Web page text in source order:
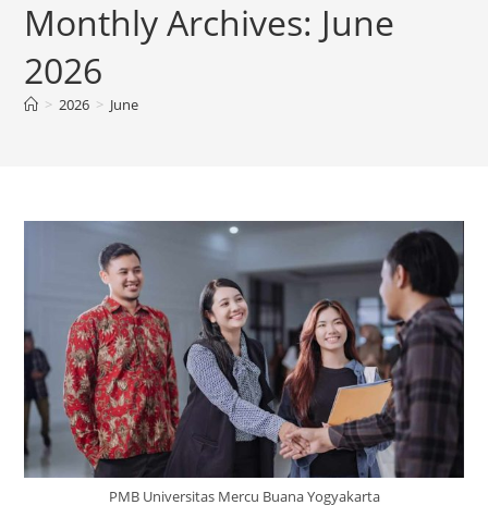
Monthly Archives: June
2026
> 2026 > June
PMB Universitas Mercu Buana Yogyakarta